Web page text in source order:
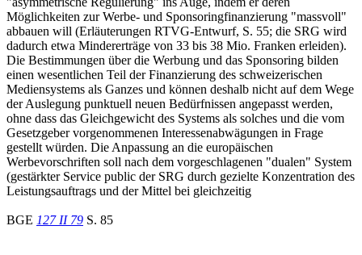
Möglichkeiten zur Werbe- und Sponsoringfinanzierung "massvoll"
abbauen will (Erläuterungen RTVG-Entwurf, S. 55; die SRG wird
dadurch etwa Mindererträge von 33 bis 38 Mio. Franken erleiden).
Die Bestimmungen über die Werbung und das Sponsoring bilden
einen wesentlichen Teil der Finanzierung des schweizerischen
Mediensystems als Ganzes und können deshalb nicht auf dem Wege
der Auslegung punktuell neuen Bedürfnissen angepasst werden,
ohne dass das Gleichgewicht des Systems als solches und die vom
Gesetzgeber vorgenommenen Interessenabwägungen in Frage
gestellt würden. Die Anpassung an die europäischen
Werbevorschriften soll nach dem vorgeschlagenen "dualen" System
(gestärkter Service public der SRG durch gezielte Konzentration des
Leistungsauftrags und der Mittel bei gleichzeitig
BGE 127 II 79 S. 85